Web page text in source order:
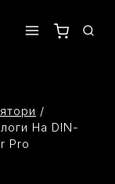
/
На DIN-
Pro